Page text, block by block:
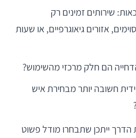
שירותים זמינים רק
אזורים גיאוגרפיים, או שעות
הם חלק מרכזי מהשימוש?
חשובה יותר מבחירת איש
ייתכן שתבחרו מודל פשוט